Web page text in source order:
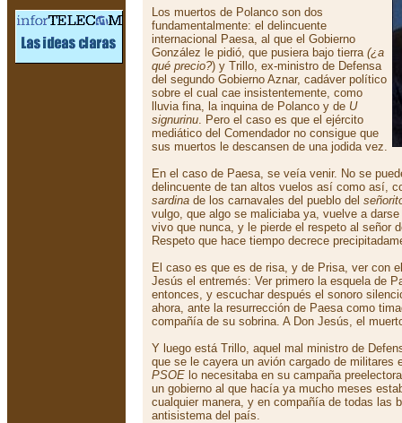
Los muertos de Polanco son dos
fundamentalmente: el delincuente
internacional Paesa, al que el Gobierno
González le pidió, que pusiera bajo tierra (¿a
qué precio?) y Trillo, ex-ministro de Defensa
del segundo Gobierno Aznar, cadáver político
sobre el cual cae insistentemente, como
lluvia fina, la inquina de Polanco y de U
signurinu. Pero el caso es que el ejército
mediático del Comendador no consigue que
sus muertos le descansen de una jodida vez.
En el caso de Paesa, se veía venir. No se
delincuente de tan altos vuelos así como así,
sardina de los carnavales del pueblo del
vulgo, que algo se maliciaba ya, vuelve a
vivo que nunca, y le pierde el respeto al señor
Respeto que hace tiempo decrece
El caso es que es de risa, y de Prisa, ver con
Jesús el entremés: Ver primero la esquela de
entonces, y escuchar después el sonoro
ahora, ante la resurrección de Paesa como
compañía de su sobrina. A Don Jesús, el
Y luego está Trillo, aquel mal ministro de
que se le cayera un avión cargado de militares
PSOE lo necesitaba en su campaña
un gobierno al que hacía ya mucho meses
cualquier manera, y en compañía de todas las
antisistema del país.